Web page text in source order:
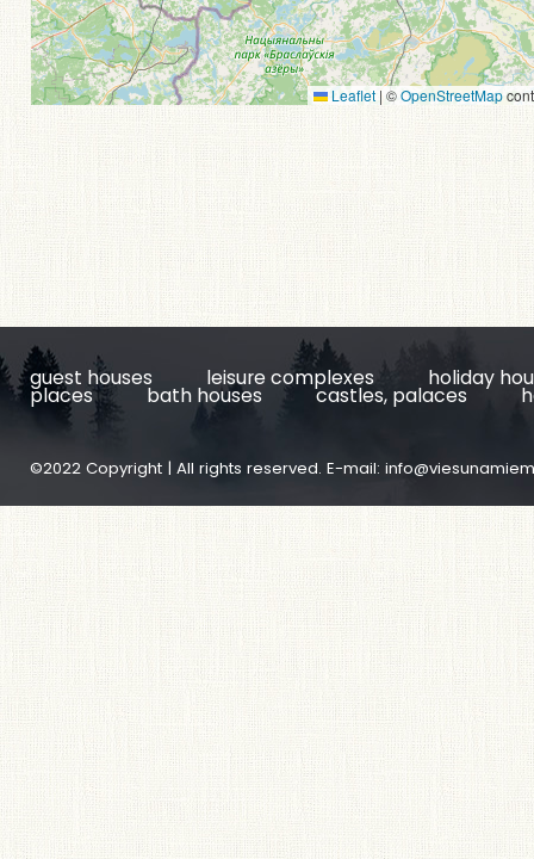
Leaflet | ©OpenStreetMap
guest houses leisure complexes holiday
places bath houses castles, palaces
©2022 Copyright | All rights reserved. E-mail: